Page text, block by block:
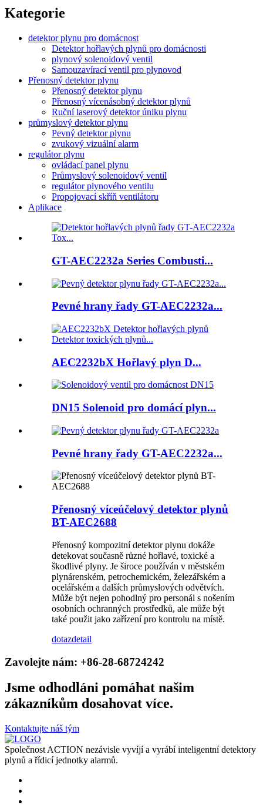
Kategorie
detektor plynu pro domácnost
Detektor hořlavých plynů pro domácnosti
plynový solenoidový ventil
Samouzavírací ventil pro plynovod
Přenosný detektor plynu
Přenosný detektor plynu
Přenosný vícenásobný detektor plynů
Ruční laserový detektor úniku plynu
průmyslový detektor plynu
Pevný detektor plynu
zvukový vizuální alarm
regulátor plynu
ovládací panel plynu
Průmyslový solenoidový ventil
regulátor plynového ventilu
Propojovací skříň ventilátoru
Aplikace
GT-AEC2232a Series Combusti...
Pevné hrany řady GT-AEC2232a...
AEC2232bX Hořlavý plyn D...
DN15 Solenoid pro domácí plyn...
Pevné hrany řady GT-AEC2232a...
Přenosný víceúčelový detektor plynů
BT-AEC2688
Přenosný kompozitní detektor plynu dokáže
detekovat současně různé hořlavé, toxické a
škodlivé plyny. Je široce používán v městském
plynárenském, petrochemickém, železářském a
ocelářském a dalších průmyslových odvětvích.
Může být nejen pohodlný pro personál s nošením
osobních ochranných prostředků, ale může být
také použit jako zařízení pro kontrolu na místě.
dotazdetail
Zavolejte nám: +86-28-68724242
Jsme odhodláni pomáhat našim
zákazníkům dosahovat více.
Kontaktujte náš tým
Společnost ACTION nezávisle vyvíjí a vyrábí inteligentní detektory
plynů a řídicí jednotky alarmů.